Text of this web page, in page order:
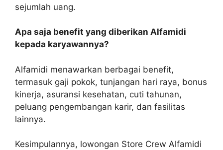
sejumlah uang.
Apa saja benefit yang diberikan Alfamidi
kepada karyawannya?
Alfamidi menawarkan berbagai benefit,
termasuk gaji pokok, tunjangan hari raya, bonus
kinerja, asuransi kesehatan, cuti tahunan,
peluang pengembangan karir, dan fasilitas
lainnya.
Kesimpulannya, lowongan Store Crew Alfamidi